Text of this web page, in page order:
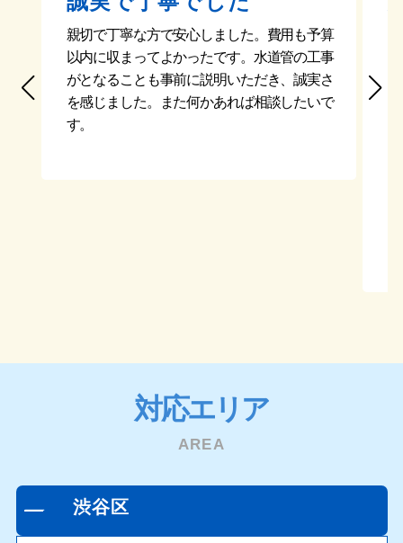
親切で丁寧な方で安心しました。費用も予算
以内に収まってよかったです。水道管の工事
がとなることも事前に説明いただき、誠実さ
を感じました。また何かあれば相談したいで
す。
対応エリア
AREA
渋谷区